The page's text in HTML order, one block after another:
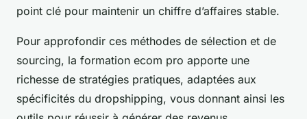
point clé pour maintenir un chiffre d’affaires stable.
Pour approfondir ces méthodes de sélection et de
sourcing, la formation ecom pro apporte une
richesse de stratégies pratiques, adaptées aux
spécificités du dropshipping, vous donnant ainsi les